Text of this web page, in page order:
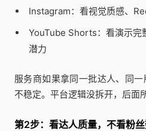
Instagram：看视觉质感、
YouTube Shorts：看演示完
潜力
服务商如果拿同一批达人、同
不稳定。平台逻辑没拆开，后面
第2步：看达人质量，不看粉